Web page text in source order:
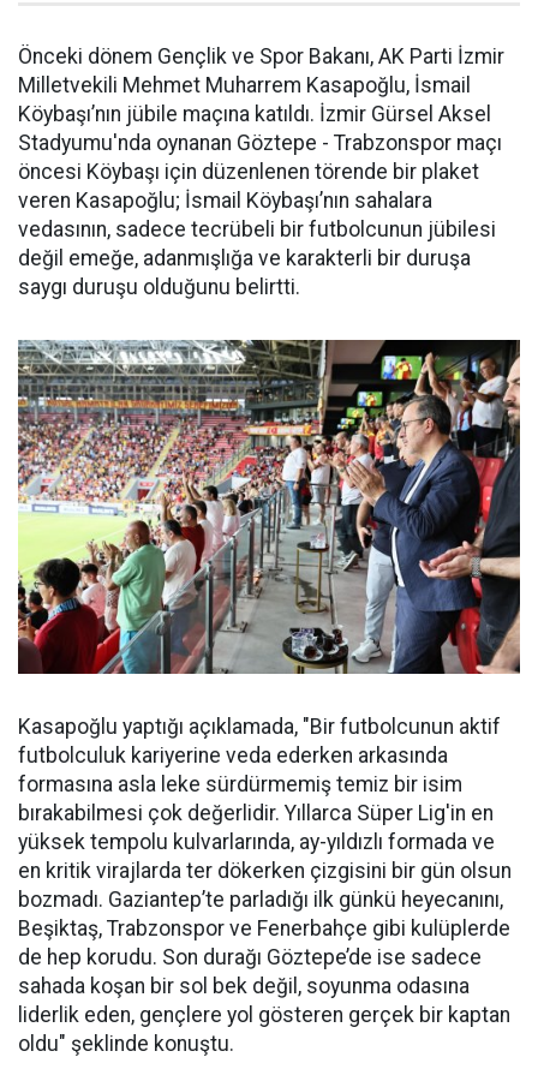
Önceki dönem Gençlik ve Spor Bakanı, AK Parti İzmir
Milletvekili Mehmet Muharrem Kasapoğlu, İsmail
Köybaşı’nın jübile maçına katıldı. İzmir Gürsel Aksel
Stadyumu'nda oynanan Göztepe - Trabzonspor maçı
öncesi Köybaşı için düzenlenen törende bir plaket
veren Kasapoğlu; İsmail Köybaşı’nın sahalara
vedasının, sadece tecrübeli bir futbolcunun jübilesi
değil emeğe, adanmışlığa ve karakterli bir duruşa
saygı duruşu olduğunu belirtti.
Kasapoğlu yaptığı açıklamada, "Bir futbolcunun aktif
futbolculuk kariyerine veda ederken arkasında
formasına asla leke sürdürmemiş temiz bir isim
bırakabilmesi çok değerlidir. Yıllarca Süper Lig'in en
yüksek tempolu kulvarlarında, ay-yıldızlı formada ve
en kritik virajlarda ter dökerken çizgisini bir gün olsun
bozmadı. Gaziantep’te parladığı ilk günkü heyecanını,
Beşiktaş, Trabzonspor ve Fenerbahçe gibi kulüplerde
de hep korudu. Son durağı Göztepe’de ise sadece
sahada koşan bir sol bek değil, soyunma odasına
liderlik eden, gençlere yol gösteren gerçek bir kaptan
oldu" şeklinde konuştu.